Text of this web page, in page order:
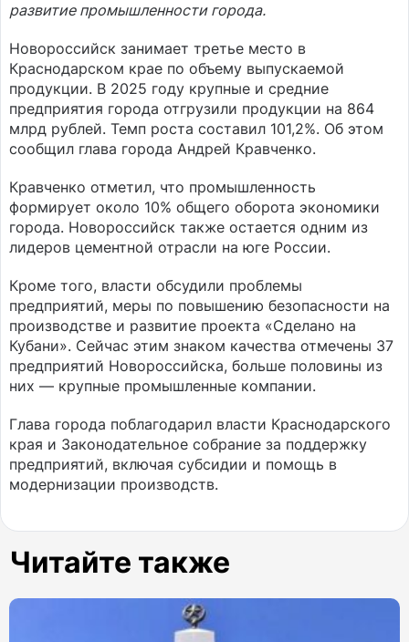
развитие промышленности города.
Новороссийск занимает третье место в
Краснодарском крае по объему выпускаемой
продукции. В 2025 году крупные и средние
предприятия города отгрузили продукции на 864
млрд рублей. Темп роста составил 101,2%. Об этом
сообщил глава города Андрей Кравченко.
Кравченко отметил, что промышленность
формирует около 10% общего оборота экономики
города. Новороссийск также остается одним из
лидеров цементной отрасли на юге России.
Кроме того, власти обсудили проблемы
предприятий, меры по повышению безопасности на
производстве и развитие проекта «Сделано на
Кубани». Сейчас этим знаком качества отмечены 37
предприятий Новороссийска, больше половины из
них — крупные промышленные компании.
Глава города поблагодарил власти Краснодарского
края и Законодательное собрание за поддержку
предприятий, включая субсидии и помощь в
модернизации производств.
Читайте также